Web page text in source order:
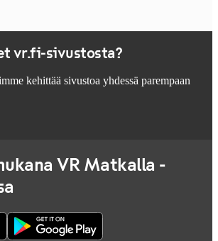
vr.fi-sivustosta?
kehittää sivustoa yhdessä parempaan
VR Matkalla -